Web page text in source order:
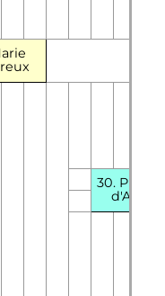
30.
d'Artois